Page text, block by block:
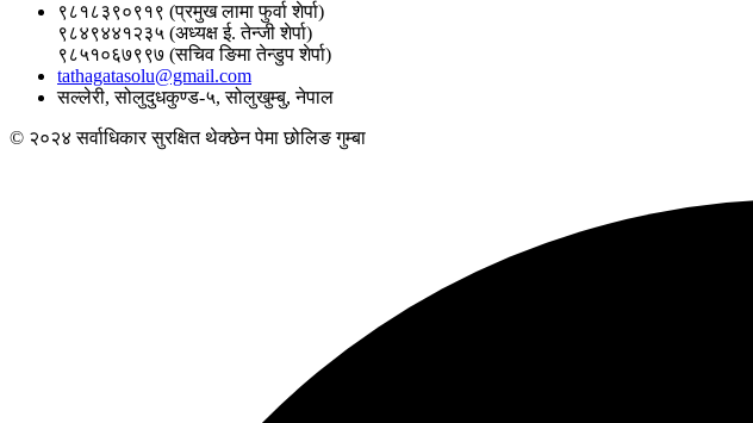
९८१८३९०९१९ (प्रमुख लामा फुर्वा शेर्पा)
९८४९४४१२३५ (अध्यक्ष ई. तेन्जी शेर्पा)
९८५१०६७९९७ (सचिव ङिमा तेन्डुप शेर्पा)
tathagatasolu@gmail.com
सल्लेरी, सोलुदुधकुण्ड-५, सोलुखुम्बु, नेपाल
© २०२४ सर्वाधिकार सुरक्षित थेक्छेन पेमा छोलिङ गुम्बा